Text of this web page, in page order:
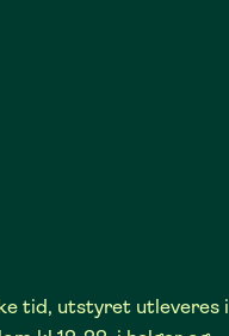
tid, utstyret utleveres i